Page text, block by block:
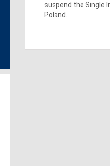
suspend the Single
Poland.